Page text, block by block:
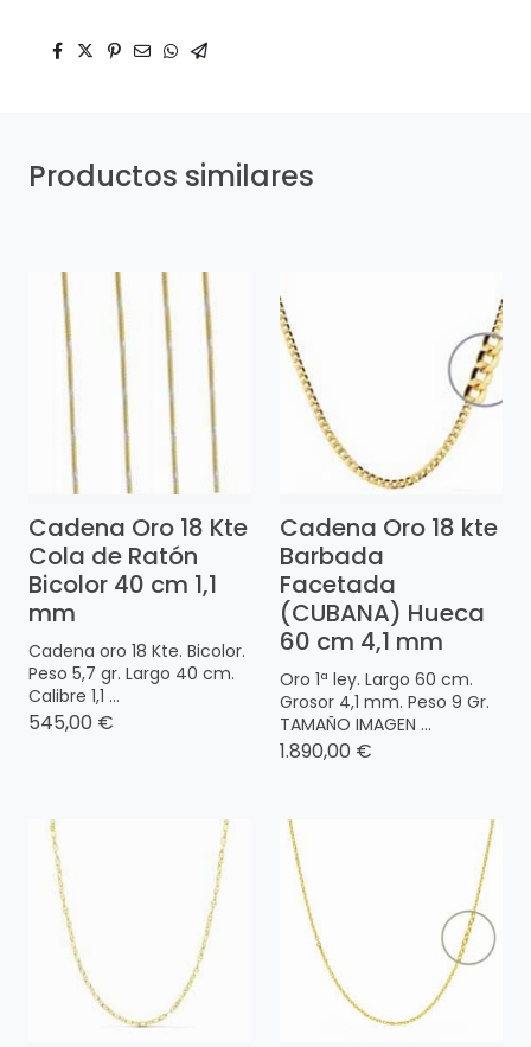
Productos similares
Cadena Oro 18 Kte
Cola de Ratón
Bicolor 40 cm 1,1
mm
Cadena oro 18 Kte. Bicolor.
Peso 5,7 gr. Largo 40 cm.
Calibre 1,1 ...
545,00 €
Cadena Oro 18 kte
Barbada
Facetada
(CUBANA) Hueca
60 cm 4,1 mm
Oro 1ª ley. Largo 60 cm.
Grosor 4,1 mm. Peso 9 Gr.
TAMAÑO IMAGEN ...
1.890,00 €